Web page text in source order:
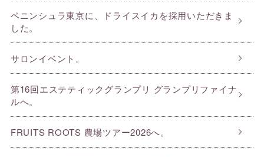
ペニンシュラ東京に、ドライスイカを採用いただきま
した。
サロンイベント。
第16回エステティックグランプリ グランプリファイナ
ルへ。
FRUITS ROOTS 農場ツアー2026へ。